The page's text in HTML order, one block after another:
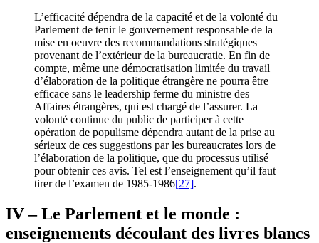
L’efficacité dépendra de la capacité et de la volonté du
Parlement de tenir le gouvernement responsable de la
mise en oeuvre des recommandations stratégiques
provenant de l’extérieur de la bureaucratie. En fin de
compte, même une démocratisation limitée du travail
d’élaboration de la politique étrangère ne pourra être
efficace sans le leadership ferme du ministre des
Affaires étrangères, qui est chargé de l’assurer. La
volonté continue du public de participer à cette
opération de populisme dépendra autant de la prise au
sérieux de ces suggestions par les bureaucrates lors de
l’élaboration de la politique, que du processus utilisé
pour obtenir ces avis. Tel est l’enseignement qu’il faut
tirer de l’examen de 1985-1986[27].
IV – Le Parlement et le monde :
enseignements découlant des livres blancs